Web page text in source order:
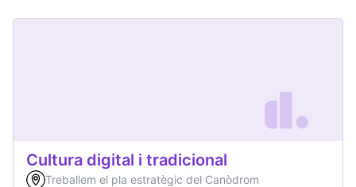
Cultura digital i tradicional
Treballem el pla estratègic del Canòdrom